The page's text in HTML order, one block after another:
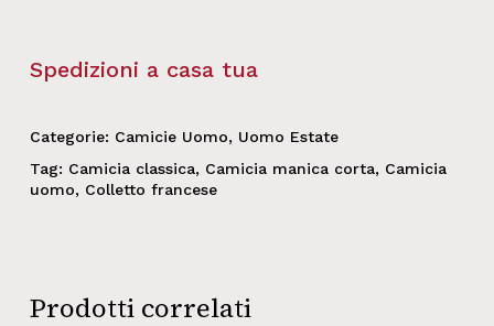
Spedizioni a casa tua
Categorie: Camicie Uomo, Uomo Estate
Tag: Camicia classica, Camicia manica corta, Camicia
uomo, Colletto francese
Prodotti correlati